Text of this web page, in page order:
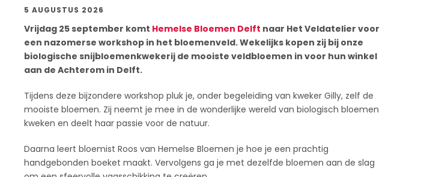
5 AUGUSTUS 2026
Vrijdag 25 september komt Hemelse Bloemen Delft naar Het Veldatelier voor
een nazomerse workshop in het bloemenveld. Wekelijks kopen zij bij onze
biologische snijbloemenkwekerij de mooiste veldbloemen in voor hun winkel
aan de Achterom in Delft.
Tijdens deze bijzondere workshop pluk je, onder begeleiding van kweker Gilly, zelf de
mooiste bloemen. Zij neemt je mee in de wonderlijke wereld van biologisch bloemen
kweken en deelt haar passie voor de natuur.
Daarna leert bloemist Roos van Hemelse Bloemen je hoe je een prachtig
handgebonden boeket maakt. Vervolgens ga je met dezelfde bloemen aan de slag